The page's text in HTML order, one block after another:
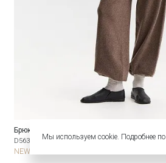
Брюки на резинке с шерстью
D563/sephris
NEW
Мы используем cookie. Подробнее по